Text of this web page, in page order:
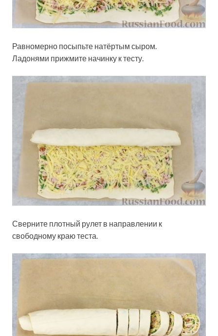
Равномерно посыпьте натёртым сыром.
Ладонями прижмите начинку к тесту.
Сверните плотный рулет в направлении к
свободному краю теста.